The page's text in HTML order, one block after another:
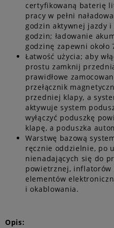
certyfikowaną baterię
pracy w pełni
godzin aktywnej jazdy i
godzin; ładowanie
godzinę zapewni
Łatwość użycia; aby
prostu zamknij
prawidłowe
przełącznik
przedniej klapy, a
aktywuje system
wyłączyć poduszkę
klapę, a poduszka
Warstwę bazową
ręcznie oddzielnie, po
nienadających się do
powietrznej, inflatorów
elementów
i okablowania.
Opis: